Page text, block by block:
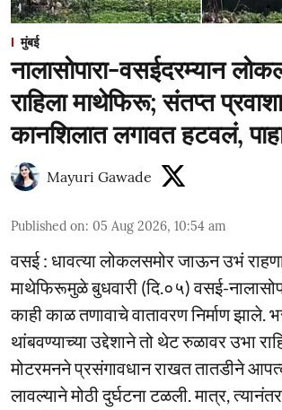
मुंबई
नालासोपारा-वसईदरम्यान
राहिला माथेफिरू; संतप्त
कानशिलात लगावत हटवलं,
Mayuri Gawade
Published on: 05 Aug 2026, 10:54 am
वसई : धावत्या लोकलसमोर जाऊन उभं
माथेफिरूमुळे बुधवारी (दि.०५) वसई-
काही काळ तणावाचे वातावरण निर्माण झाले.
थांबवण्याच्या उद्देशाने तो थेट रुळावर उभा
मोटरमनने प्रसंगावधान राखत तातडीने
लावल्याने मोठी दुर्घटना टळली. मात्र,